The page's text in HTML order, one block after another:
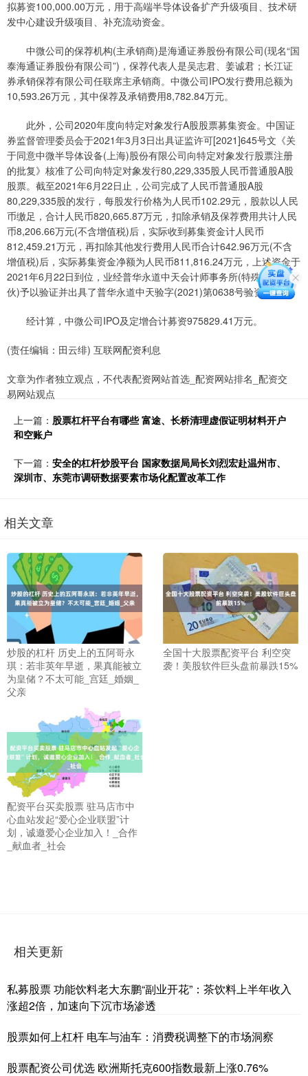
拟募资100,000.00万元，用于高端半导体设备扩产升级项目、技术研
发中心建设升级项目、补充流动资金。
中微公司的保荐机构(主承销商)是海通证券股份有限公司(现名“国
泰海通证券股份有限公司”)，保荐代表人是吴志君、姜诚君；长江证
券承销保荐有限公司任联席主承销商。中微公司IPO发行费用总额为
10,593.26万元，其中保荐及承销费用8,782.84万元。
此外，公司2020年度向特定对象发行A股股票募集资金。中国证
券监督管理委员会于2021年3月3日出具证监许可[2021]645号文《关
于同意中微半导体设备(上海)股份有限公司向特定对象发行股票注册
的批复》核准了公司向特定对象发行80,229,335股人民币普通股A股
股票。截至2021年6月22日止，公司完成了人民币普通股A股
80,229,335股的发行，每股发行价格为人民币102.29元，股款以人民
币缴足，合计人民币820,665.87万元，扣除承销及保荐费用共计人民
币8,206.66万元(不含增值税)后，实际收到募集资金计人民币
812,459.21万元，再扣除其他发行费用人民币合计642.96万元(不含
增值税)后，实际募集资金净额为人民币811,816.24万元，上述资金于
2021年6月22日到位，业经普华永道中天会计师事务所(特殊普通合
伙)予以验证并出具了普华永道中天验字(2021)第0638号验资报告。
经计算，中微公司IPO及定增合计募资975829.41万元。
(责任编辑：田云绯) 互联网配资利息
文章为作者独立观点，不代表配资网站首选_配资网站排名_配资交
易网站观点
上一篇： 股票杠杆平台有哪些 富途、长桥清理虚假证明材料开户
和空账户
下一篇： 安全的杠杆炒股平台 国家数据局局长刘烈宏赴温州市、
深圳市、东莞市调研数据要素市场化配置改革工作
相关文章
炒股的杠杆 历史上的五阿哥永
琪：若非英年早逝，果真能被立
为皇储？不太可能_宫廷_婚姻_
父亲
全国十大股票配资平台 利空突
袭！美股软件巨头盘前暴跌15%
配资平台买卖股票 驻马店市中
心血站发起“爱心企业联盟”计
划，诚邀爱心企业加入！_合作
_献血者_社会
相关更新
私募股票 功能饮料老大东鹏“副业开花”：茶饮料上半年收入
涨超2倍，加速向下沉市场渗透
股票如何上杠杆 电车与油车：消费税调整下的市场洞察
股票配资公司优选 欧洲斯托克600指数最新上涨0.76%